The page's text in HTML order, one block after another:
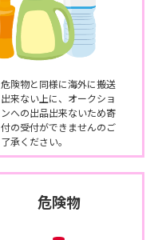
危険物と同様に海外に搬送
出来ない上に、オークショ
ンへの出品出来ないため寄
付の受付ができませんのご
了承ください。
危険物